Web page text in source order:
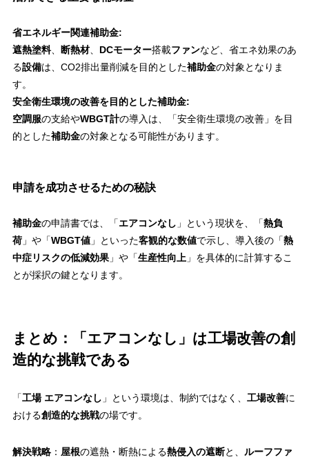
省エネルギー関連補助金:
遮熱塗料、 断熱材、 DCモーター搭載ファンなど、省エネ効果のあ
る設備は、CO2排出量削減を目的とした補助金の対象となりま
す。
安全衛生環境の改善を目的とした補助金:
空調服の支給やWBGT計の導入は、「安全衛生環境の改善」を目
的とした補助金の対象となる可能性があります。
申請を成功させるための秘訣
補助金の申請書では、「エアコンなし 」という現状を、「熱負
荷」や「WBGT値」といった客観的な数値で示し、導入後の「熱
中症リスクの低減効果」や「生産性向上 」を具体的に計算するこ
とが採択の鍵となります。
まとめ：「エアコンなし」は工場改善の創
造的な挑戦である
「工場 エアコンなし 」という環境は、制約ではなく、 工場改善に
おける創造的な挑戦の場です。
解決戦略： 屋根の遮熱・断熱による熱侵入の遮断と、 ルーフファ